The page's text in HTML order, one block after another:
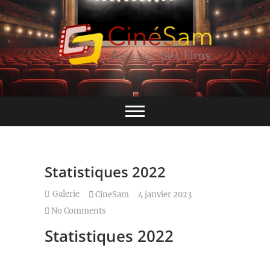
Skip
to
content
CinéSam
Base de données CinéSam
Statistiques 2022
Galerie CineSam
4 janvier 2023
No Comments
Statistiques 2022